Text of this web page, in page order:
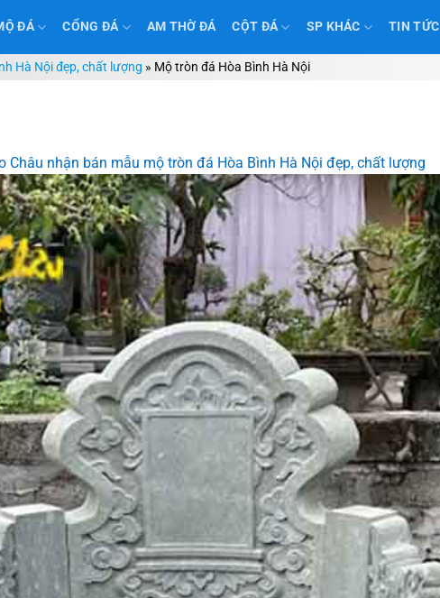
ĐÁ CỔNG ĐÁ AM THỜ ĐÁ CỘT ĐÁ SP KHÁC TIN TỨC
Hà Nội đẹp, chất lượng » Mộ tròn đá Hòa Bình Hà Nội
Châu nhận bán mẫu mộ tròn đá Hòa Bình Hà Nội đẹp, chất lượng